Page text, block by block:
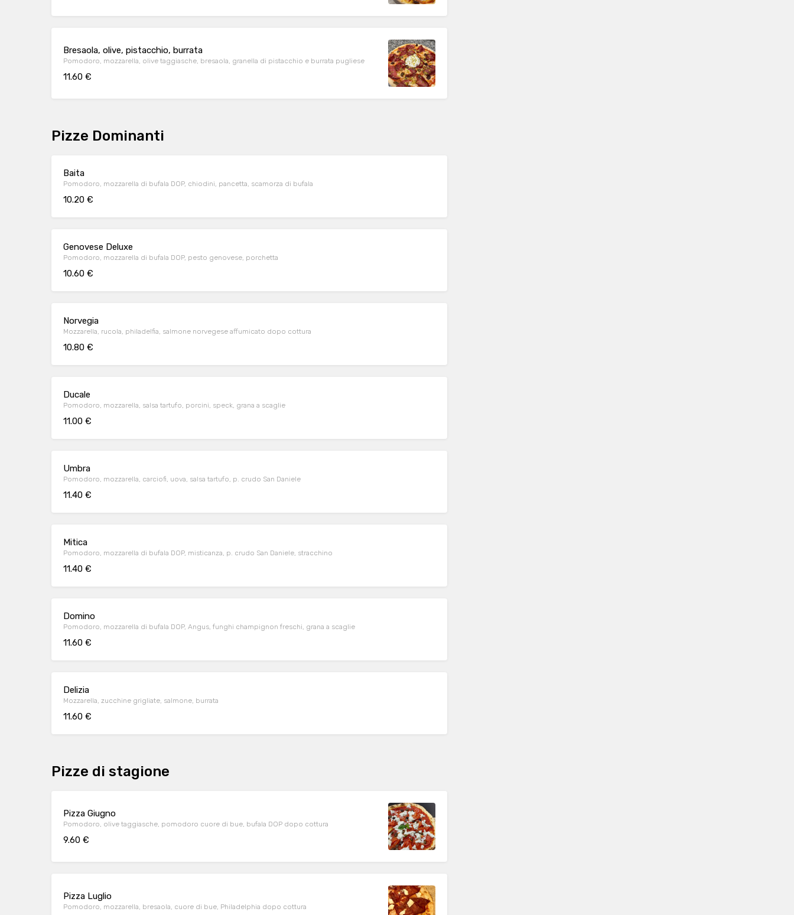
Bresaola, olive, pistacchio, burrata
Pomodoro, mozzarella, olive taggiasche, bresaola, granella di pistacchio e burrata pugliese
11.60 €
Pizze Dominanti
Baita
Pomodoro, mozzarella di bufala DOP, chiodini, pancetta, scamorza di bufala
10.20 €
Genovese Deluxe
Pomodoro, mozzarella di bufala DOP, pesto genovese, porchetta
10.60 €
Norvegia
Mozzarella, rucola, philadelfia, salmone norvegese affumicato dopo cottura
10.80 €
Ducale
Pomodoro, mozzarella, salsa tartufo, porcini, speck, grana a scaglie
11.00 €
Umbra
Pomodoro, mozzarella, carciofi, uova, salsa tartufo, p. crudo San Daniele
11.40 €
Mitica
Pomodoro, mozzarella di bufala DOP, misticanza, p. crudo San Daniele, stracchino
11.40 €
Domino
Pomodoro, mozzarella di bufala DOP, Angus, funghi champignon freschi, grana a scaglie
11.60 €
Delizia
Mozzarella, zucchine grigliate, salmone, burrata
11.60 €
Pizze di stagione
Pizza Giugno
Pomodoro, olive taggiasche, pomodoro cuore di bue, bufala DOP dopo cottura
9.60 €
Pizza Luglio
Pomodoro, mozzarella, bresaola, cuore di bue, Philadelphia dopo cottura